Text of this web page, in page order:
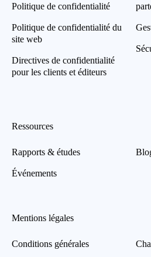
Politique de confidentialité
Politique de confidentialité du
site web
Directives de confidentialité
pour les clients et éditeurs
Ressources
Rapports & études
Événements
Mentions légales
Conditions générales